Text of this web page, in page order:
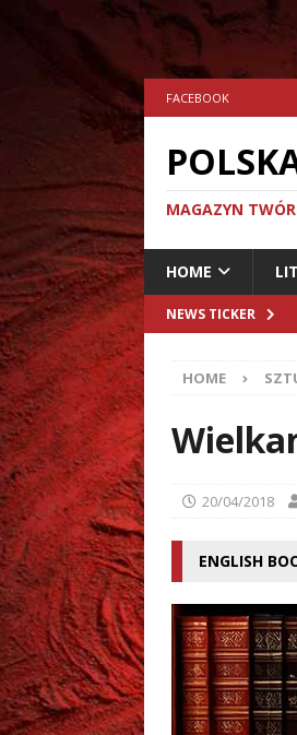
FACEBOOK
MAGAZYN
HOME
NEWS TICKER
HOME
20/04/2018
ENGLISH